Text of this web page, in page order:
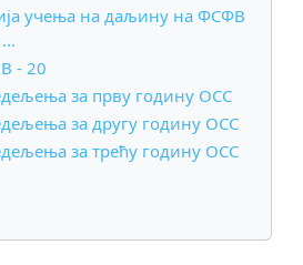
учења на даљину на ФСФВ
- 20
за прву годину ОСС
за другу годину ОСС
за трећу годину ОСС